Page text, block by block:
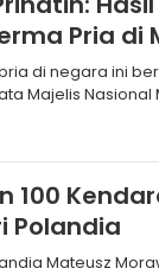
Pria di
di negara ini
Majelis
Rabu.
100
Polandia
Mateusz